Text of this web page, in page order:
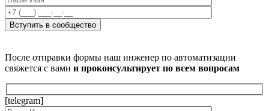
После отправки формы наш инженер по автоматизации
свяжется с вами и проконсультирует по всем вопросам
[telegram]